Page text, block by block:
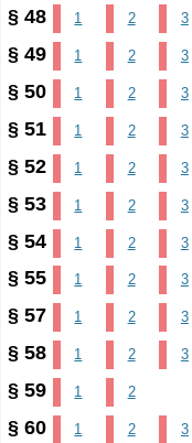
§ 48 1 2 3
§ 49 1 2 3
§ 50 1 2 3
§ 51 1 2 3
§ 52 1 2 3
§ 53 1 2 3
§ 54 1 2 3
§ 55 1 2 3
§ 57 1 2 3
§ 58 1 2 3
§ 59 1 2
§ 60 1 2 3